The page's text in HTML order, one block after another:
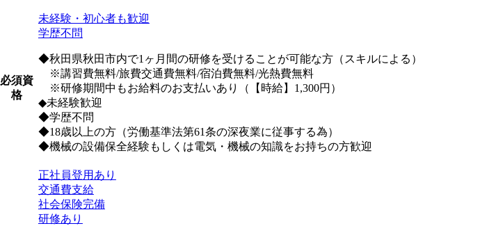
必須資
格
未経験・初心者も歓迎
学歴不問
◆秋田県秋田市内で1ヶ月間の研修を受けることが可能な方（スキルによる）
※講習費無料/旅費交通費無料/宿泊費無料/光熱費無料
※研修期間中もお給料のお支払いあり（【時給】1,300円）
◆未経験歓迎
◆学歴不問
◆18歳以上の方（労働基準法第61条の深夜業に従事する為）
◆機械の設備保全経験もしくは電気・機械の知識をお持ちの方歓迎
正社員登用あり
交通費支給
社会保険完備
研修あり